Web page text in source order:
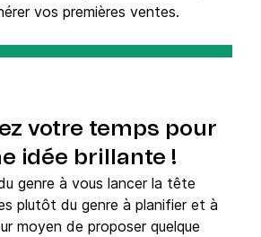
vos premières ventes.
votre temps pour
idée brillante !
genre à vous lancer la tête
plutôt du genre à planifier et à
moyen de proposer quelque